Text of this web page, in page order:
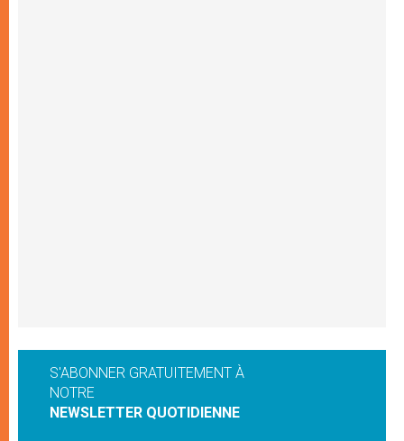
S'ABONNER GRATUITEMENT À
NOTRE
NEWSLETTER QUOTIDIENNE